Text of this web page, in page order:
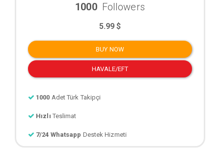
1000 Followers
5.99 $
BUY NOW
HAVALE/EFT
1000 Adet Türk Takipçi
Hızlı Teslimat
7/24 Whatsapp Destek Hizmeti